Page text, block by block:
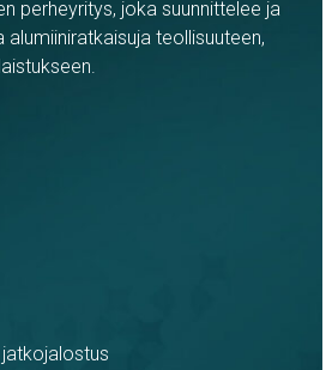
perheyritys, joka suunnittelee ja
teollisuuteen,